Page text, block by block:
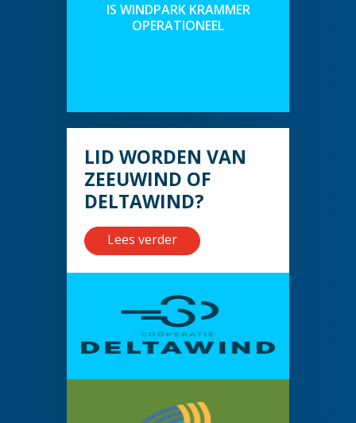
IS WINDPARK KRAMMER
OPERATIONEEL
LID WORDEN VAN
ZEEUWIND OF
DELTAWIND?
Lees verder